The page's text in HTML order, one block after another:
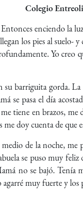
Colegio
enciendo la
los pies al suelo-
Yo creo
barriguita gorda. La
se pasa el día
tiene en brazos,
me doy cuenta de que
de la noche,
se puso muy
no se bajó. Tenía
muy fuerte y